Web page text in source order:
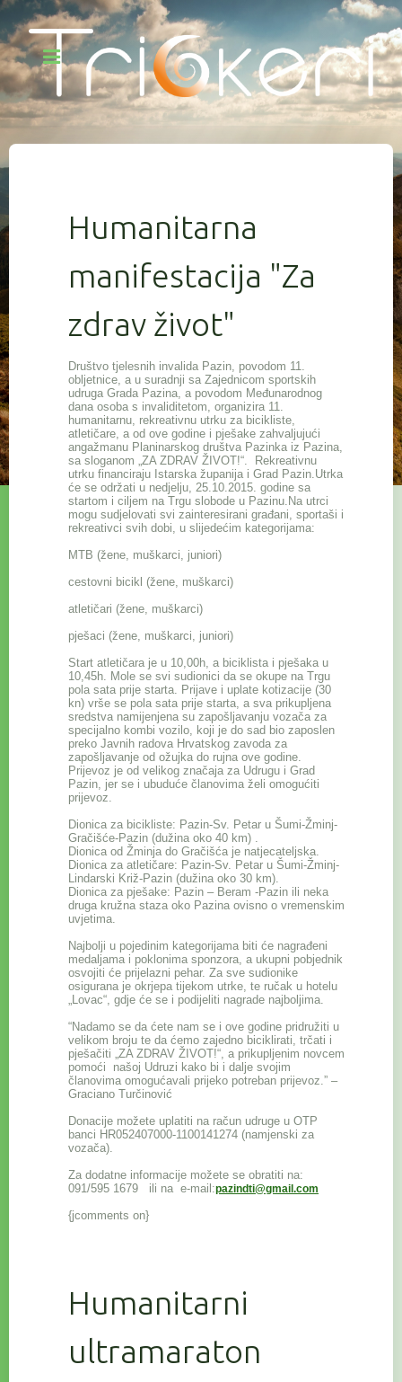
Humanitarna
manifestacija "Za
zdrav život"
Društvo tjelesnih invalida Pazin, povodom 11.
obljetnice, a u suradnji sa Zajednicom sportskih
udruga Grada Pazina, a povodom Međunarodnog
dana osoba s invaliditetom, organizira 11.
humanitarnu, rekreativnu utrku za bicikliste,
atletičare, a od ove godine i pješake zahvaljujući
angažmanu Planinarskog društva Pazinka iz Pazina,
sa sloganom „ZA ZDRAV ŽIVOT!“. Rekreativnu
utrku financiraju Istarska županija i Grad Pazin.Utrka
će se održati u nedjelju, 25.10.2015. godine sa
startom i ciljem na Trgu slobode u Pazinu.Na utrci
mogu sudjelovati svi zainteresirani građani, sportaši i
rekreativci svih dobi, u slijedećim kategorijama:
MTB (žene, muškarci, juniori)
cestovni bicikl (žene, muškarci)
atletičari (žene, muškarci)
pješaci (žene, muškarci, juniori)
Start atletičara je u 10,00h, a biciklista i pješaka u
10,45h. Mole se svi sudionici da se okupe na Trgu
pola sata prije starta. Prijave i uplate kotizacije (30
kn) vrše se pola sata prije starta, a sva prikupljena
sredstva namijenjena su zapošljavanju vozača za
specijalno kombi vozilo, koji je do sad bio zaposlen
preko Javnih radova Hrvatskog zavoda za
zapošljavanje od ožujka do rujna ove godine.
Prijevoz je od velikog značaja za Udrugu i Grad
Pazin, jer se i ubuduće članovima želi omogućiti
prijevoz.
Dionica za bicikliste: Pazin-Sv. Petar u Šumi-Žminj-
Gračišće-Pazin (dužina oko 40 km) .
Dionica od Žminja do Gračišća je natjecateljska.
Dionica za atletičare: Pazin-Sv. Petar u Šumi-Žminj-
Lindarski Križ-Pazin (dužina oko 30 km).
Dionica za pješake: Pazin – Beram -Pazin ili neka
druga kružna staza oko Pazina ovisno o vremenskim
uvjetima.
Najbolji u pojedinim kategorijama biti će nagrađeni
medaljama i poklonima sponzora, a ukupni pobjednik
osvojiti će prijelazni pehar. Za sve sudionike
osigurana je okrjepa tijekom utrke, te ručak u hotelu
„Lovac“, gdje će se i podijeliti nagrade najboljima.
“Nadamo se da ćete nam se i ove godine pridružiti u
velikom broju te da ćemo zajedno biciklirati, trčati i
pješačiti „ZA ZDRAV ŽIVOT!“, a prikupljenim novcem
pomoći našoj Udruzi kako bi i dalje svojim
članovima omogućavali prijeko potreban prijevoz.” –
Graciano Turčinović
Donacije možete uplatiti na račun udruge u OTP
banci HR052407000-1100141274 (namjenski za
vozača).
Za dodatne informacije možete se obratiti na:
091/595 1679 ili na e-mail:pazindti@gmail.com
{jcomments on}
Humanitarni
ultramaraton